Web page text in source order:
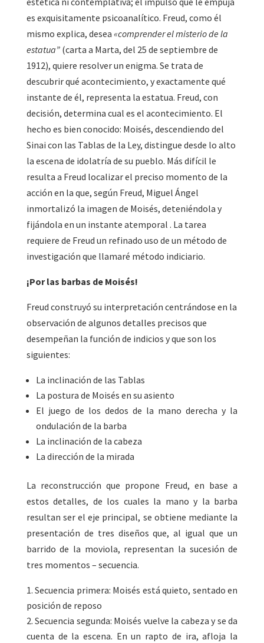
es exquisitamente psicoanalítico. Freud, como él
mismo explica, desea «comprender el misterio de la
estatua” (carta a Marta, del 25 de septiembre de
1912), quiere resolver un enigma. Se trata de
descubrir qué acontecimiento, y exactamente qué
instante de él, representa la estatua. Freud, con
decisión, determina cual es el acontecimiento. El
hecho es bien conocido: Moisés, descendiendo del
Sinai con las Tablas de la Ley, distingue desde lo alto
la escena de idolatría de su pueblo. Más difícil le
resulta a Freud localizar el preciso momento de la
acción en la que, según Freud, Miguel Ángel
inmortalizó la imagen de Moisés, deteniéndola y
fijándola en un instante atemporal . La tarea
requiere de Freud un refinado uso de un método de
investigación que llamaré método indiciario.
¡Por las barbas de Moisés!
Freud construyó su interpretación centrándose en la
observación de algunos detalles precisos que
desempeñan la función de indicios y que son los
siguientes:
La inclinación de las Tablas
La postura de Moisés en su asiento
El juego de los dedos de la mano derecha y la
ondulación de la barba
La inclinación de la cabeza
La dirección de la mirada
La reconstrucción que propone Freud, en base a
estos detalles, de los cuales la mano y la barba
resultan ser el eje principal, se obtiene mediante la
presentación de tres diseños que, al igual que un
barrido de la moviola, representan la sucesión de
tres momentos – secuencia.
Secuencia primera: Moisés está quieto, sentado en
posición de reposo
Secuencia segunda: Moisés vuelve la cabeza y se da
cuenta de la escena. En un rapto de ira, afloja la